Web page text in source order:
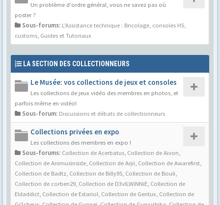
Un problème d'ordre général, vous ne savez pas où
poster ?
Sous-forums: L'Assistance technique : Bricolage, consoles HS,
customs Guides et Tutoriaux
LA SECTION DES COLLECTIONNEURS
Le Musée: vos collections de jeux et consoles
Les collections de jeux vidéo des membres en photos, et
parfois même en vidéo!
Sous-forum: Discussions et débats de collectionneurs
Collections privées en expo
Les collections des membres en expo !
Sous-forums: Collection de Acerbatus Collection de Aivon
Collection de Animusinside Collection de Arjii Collection de Awarefirst
Collection de Badtz Collection de Billy95 Collection de Bouli
Collection de corben29 Collection de D3vILWiNNiE Collection de
Eldaddict Collection de Estariol Collection de Gentux Collection de